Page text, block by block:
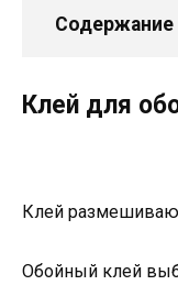
Содержание
Клей для
Клей
Обойный клей